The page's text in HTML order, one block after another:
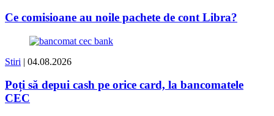
Ce comisioane au noile pachete de cont Libra?
Stiri | 04.08.2026
Poți să depui cash pe orice card, la bancomatele
CEC